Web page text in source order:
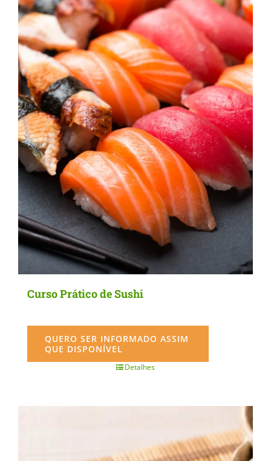
Curso Prático de Sushi
QUERO SER INFORMADO ASSIM
QUE DISPONÍVEL
Detalhes